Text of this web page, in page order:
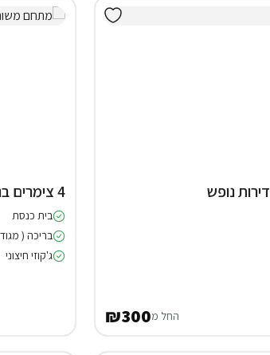
5 חדרי אירוח ו4 דירות נופש
החל מ₪300
4 צימרים בנאות הכיכר
בית כנסת
בריכה (
ג'קוזי חיצוני